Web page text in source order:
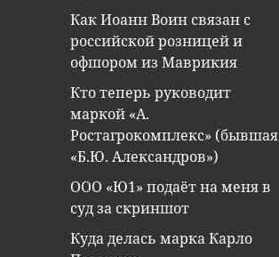
Как Иоанн Воин связан с
российской розницей и
офшором из Маврикия
Кто теперь руководит
маркой «А.
Ростагрокомплекс» (бывшая
«Б.Ю. Александров»)
ООО «Ю1» подаёт на меня в
суд за скриншот
Куда делась марка Карло